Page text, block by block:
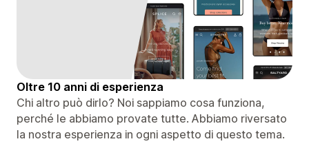
Oltre 10 anni di esperienza
Chi altro può dirlo? Noi sappiamo cosa funziona,
perché le abbiamo provate tutte. Abbiamo riversato
la nostra esperienza in ogni aspetto di questo tema.